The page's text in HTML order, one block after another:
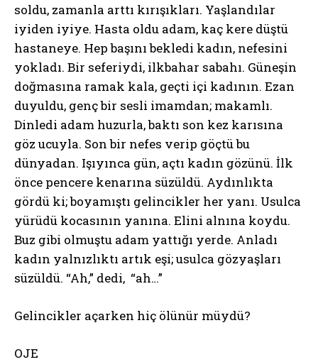
soldu, zamanla arttı kırışıkları. Yaşlandılar
iyiden iyiye. Hasta oldu adam, kaç kere düştü
hastaneye. Hep başını bekledi kadın, nefesini
yokladı. Bir seferiydi, ilkbahar sabahı. Güneşin
doğmasına ramak kala, geçti içi kadının. Ezan
duyuldu, genç bir sesli imamdan; makamlı.
Dinledi adam huzurla, baktı son kez karısına
göz ucuyla. Son bir nefes verip göçtü bu
dünyadan. Işıyınca gün, açtı kadın gözünü. İlk
önce pencere kenarına süzüldü. Aydınlıkta
gördü ki; boyamıştı gelincikler her yanı. Usulca
yürüdü kocasının yanına. Elini alnına koydu.
Buz gibi olmuştu adam yattığı yerde. Anladı
kadın yalnızlıktı artık eşi; usulca gözyaşları
süzüldü. “Ah,” dedi, “ah…”
Gelincikler açarken hiç ölünür müydü?
OJE